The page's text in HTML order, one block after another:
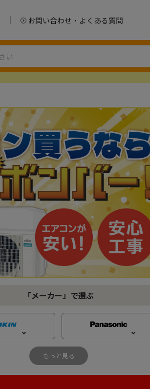
お問い合わせ・よくある質問
「メーカー」 で選ぶ